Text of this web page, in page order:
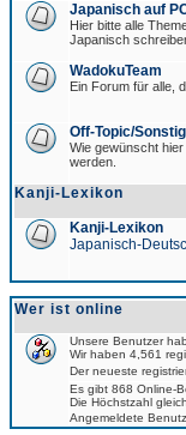
Japanisch auf
Hier bitte alle
Japanisch
WadokuTeam
Ein Forum für alle,
Off-Topic/
Wie gewünscht
werden.
Kanji-Lexikon
Kanji-Lexikon
Japanisch-
Wer ist online
Unsere Benutzer
Wir haben 4,561
Der neueste
Es gibt 868 Online-
Die Höchstzahl
Angemeldete